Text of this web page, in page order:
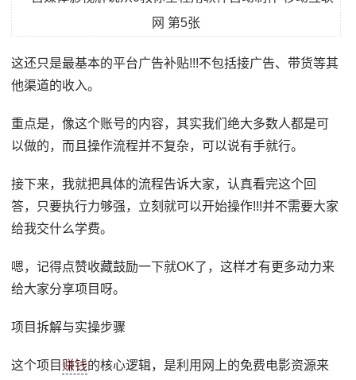
这还只是最基本的平台广告补贴!!!不包括接广告、带货等其
他渠道的收入。
重点是，像这个账号的内容，其实我们绝大多数人都是可
以做的，而且操作流程并不复杂，可以说有手就行。
接下来，我就把具体的流程告诉大家，认真看完这个回
答，只要执行力够强，立刻就可以开始操作!!!并不需要大家
给我交什么学费。
嗯，记得点赞收藏鼓励一下就OK了，这样才有更多动力来
给大家分享项目呀。
项目拆解与实操步骤
这个项目 赚钱的核心逻辑，是利用网上的免费电影资源来